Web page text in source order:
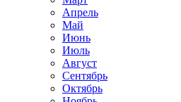
Апрель
Май
Июнь
Июль
Август
Сентябрь
Октябрь